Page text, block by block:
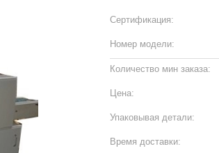
Сертификация:
Номер модели:
Количество мин заказа:
Цена:
Упаковывая детали:
Время доставки: